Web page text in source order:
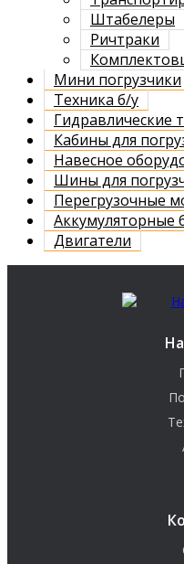
Штабелеры
Ричтраки
Мини погрузчики
Техника б/у
Гидравлические
Кабины для
Навесное
Шины для
Перегрузочные
Аккумуляторные
Двигатели